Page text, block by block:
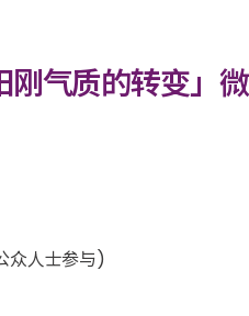
刚气质的转变」
众人士参与)